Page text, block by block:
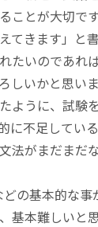
ことが大切で
てきます」と
たいのであれ
いかと思いま
ように、試験
不足してい
法がまだまだ
どの基本的な
基本難しいと